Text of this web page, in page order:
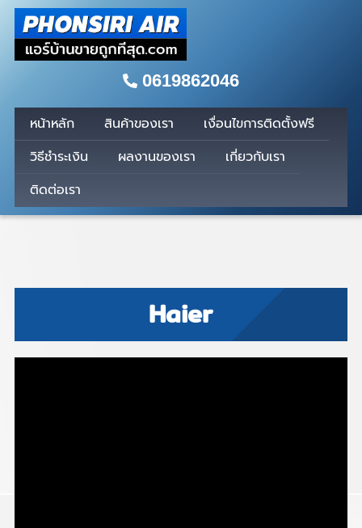
0619862046
หน้าหลัก สินค้าของเรา
เงื่อนไขการติดตั้งฟรี
วิธีชำระเงิน
ผลงานของเรา
เกี่ยวกับเรา
ติดต่อเรา
Haier